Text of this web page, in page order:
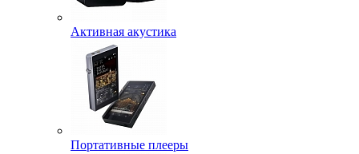
Активная акустика
Портативные плееры